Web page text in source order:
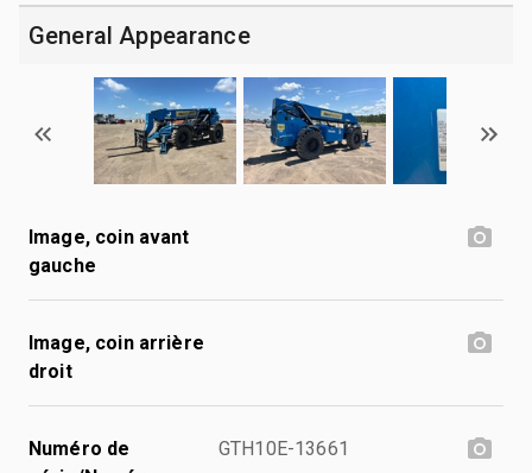
General Appearance
Image, coin avant
gauche
Image, coin arrière
droit
Numéro de
GTH10E-13661